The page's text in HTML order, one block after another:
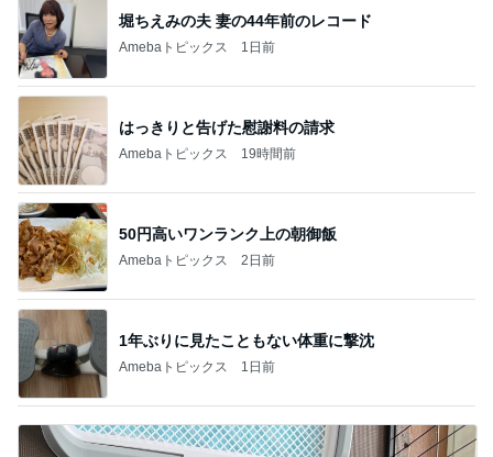
堀ちえみの夫 妻の44年前のレコード
Amebaトピックス 1日前
はっきりと告げた慰謝料の請求
Amebaトピックス 19時間前
50円高いワンランク上の朝御飯
Amebaトピックス 2日前
1年ぶりに見たこともない体重に撃沈
Amebaトピックス 1日前